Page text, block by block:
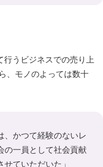
うビジネスでの売り上
、モノのよっては数十
、かつて経験のないレ
の一員として社会貢献
ていただいた」